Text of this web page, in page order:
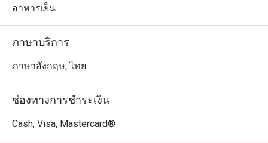
อาหารเย็น
ภาษาบริการ
ภาษาอังกฤษ, ไทย
ช่องทางการชำระเงิน
Cash, Visa, Mastercard®